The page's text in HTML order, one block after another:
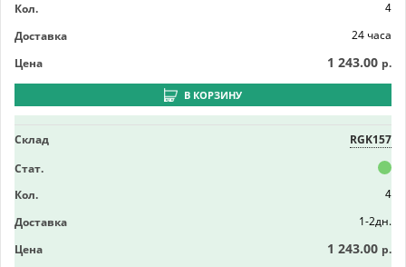
Кол.
4
Доставка
24 часа
Цена
1 243.00 р.
В КОРЗИНУ
Склад
RGK157
Стат.
Кол.
4
Доставка
1-2дн.
Цена
1 243.00 р.